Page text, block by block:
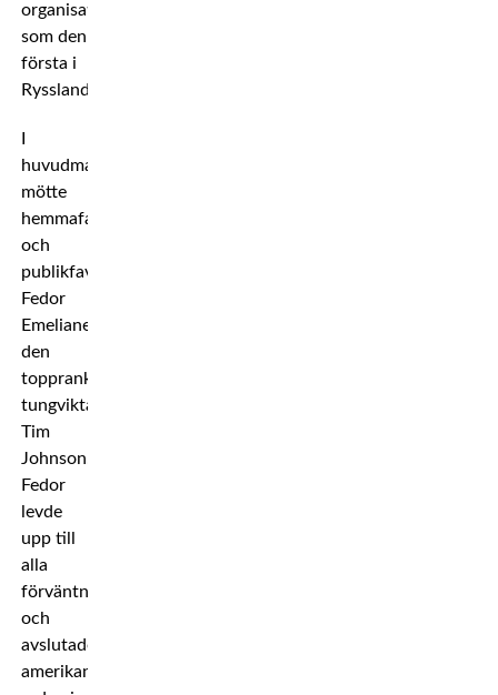
organisationen
som den
första i
Ryssland.
huvudmatchen
mötte
hemmafajtern
och
publikfavoriten
Fedor
Emelianenko
den
topprankade
tungviktaren
Tim
Johnson.
Fedor
levde
upp till
alla
förväntningar
och
avslutade
amerikanen